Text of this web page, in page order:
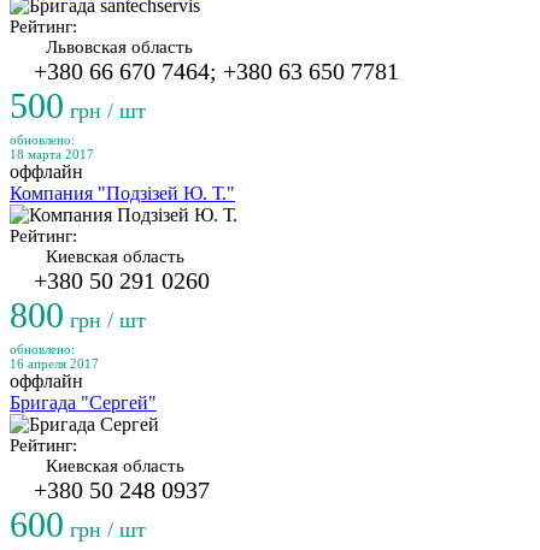
Рейтинг:
Львовская область
+380 66 670 7464; +380 63 650 7781
500 грн / шт
обновлено:
18 марта 2017
оффлайн
Компания "Подзізей Ю. Т."
Рейтинг:
Киевская область
+380 50 291 0260
800 грн / шт
обновлено:
16 апреля 2017
оффлайн
Бригада "Сергей"
Рейтинг:
Киевская область
+380 50 248 0937
600 грн / шт